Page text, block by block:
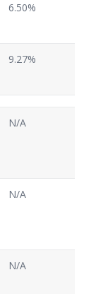
6.50%
9.27%
N/A
N/A
N/A